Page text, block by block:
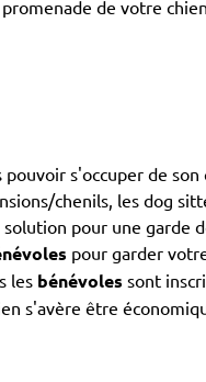
de votre
s'occuper de
chenils, les dog
pour une garde
pour garder
les bénévoles sont
s'avère être